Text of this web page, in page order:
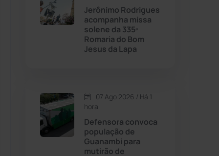
Dom Basílio (391)
Érico Cardoso
Esportes (522)
Jerônimo Rodrigues
acompanha missa
solene da 335ª
Romaria do Bom
Jesus da Lapa
07 Ago 2026 / Há 1
hora
Defensora convoca
população de
Guanambi para
mutirão de